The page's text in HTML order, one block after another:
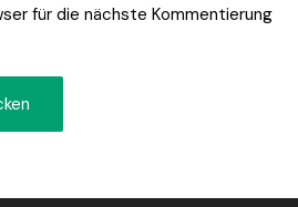
für die nächste Kommentierung